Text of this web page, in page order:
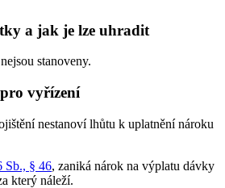
a jak je lze uhradit
stanoveny.
vyřízení
nestanoví lhůtu k uplatnění nároku
Sb., § 46, zaniká nárok na výplatu dávky
který náleží.